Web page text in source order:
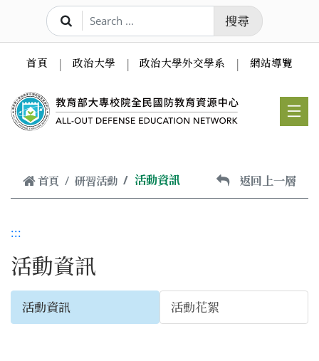
跳到主要內容
搜尋
首頁 政治大學 政治大學外交學系 網站導覽
首頁 研習活動 活動資訊 返回上一層
:::
活動資訊
活動資訊 活動花絮